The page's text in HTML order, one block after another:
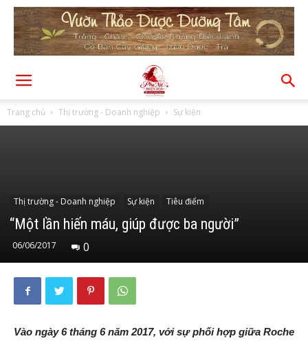
Trang chủ Thị trường - Doanh nghiệp Sự kiện
Thị trường - Doanh nghiệp Sự kiện Tiêu điểm
“Một lần hiến máu, giúp được ba người”
06/06/2017 0
Vào ngày 6 tháng 6 năm 2017, với sự phối hợp giữa Roche